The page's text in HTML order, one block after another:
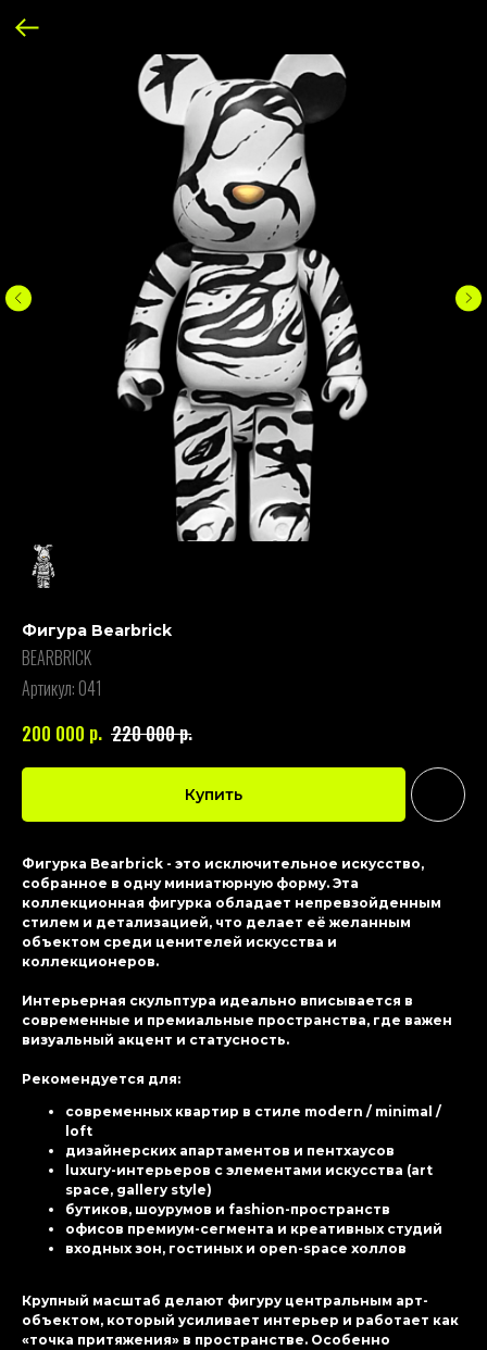
Фигура Bearbrick
BEARBRICK
Артикул: 041
200 000 р. 220 000р.
Купить
Фигурка Bearbrick - это исключительное искусство,
собранное в одну миниатюрную форму. Эта
коллекционная фигурка обладает непревзойденным
стилем и детализацией, что делает её желанным
объектом среди ценителей искусства и
коллекционеров.
Интерьерная скульптура идеально вписывается в
современные и премиальные пространства, где важен
визуальный акцент и статусность.
Рекомендуется для:
современных квартир в стиле modern / minimal /
loft
дизайнерских апартаментов и пентхаусов
luxury-интерьеров с элементами искусства (art
space, gallery style)
бутиков, шоурумов и fashion-пространств
офисов премиум-сегмента и креативных студий
входных зон, гостиных и open-space холлов
Крупный масштаб делают фигуру центральным арт-
объектом, который усиливает интерьер и работает как
«точка притяжения» в пространстве. Особенно